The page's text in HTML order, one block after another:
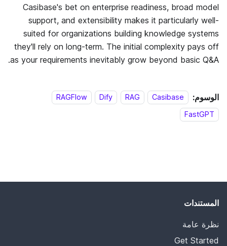
Casibase's bet on enterprise readiness, broad model
support, and extensibility makes it particularly well-
suited for organizations building knowledge systems
they'll rely on long-term. The initial complexity pays off
as your requirements inevitably grow beyond basic Q&A.
الوسوم: Casibase
RAG
Dify
RAGFlow
FastGPT
المستندات
نظرة عامة
Get Started